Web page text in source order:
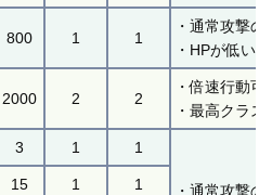
800 1 1
・通常攻
・HPが低
2000 2 2
・倍速行
・最高クラ
3 1 1
・通常攻撃
15 1 1